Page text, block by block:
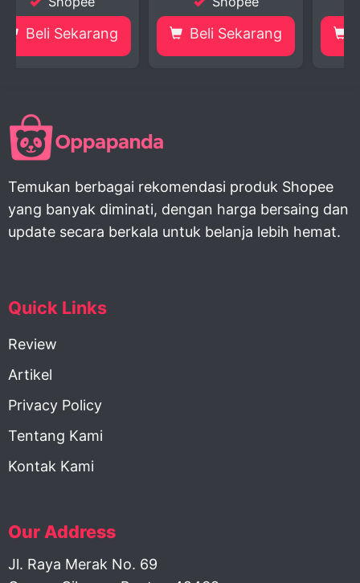
Beli Sekarang Beli Sekarang
Temukan berbagai rekomendasi produk Shopee
yang banyak diminati, dengan harga bersaing dan
update secara berkala untuk belanja lebih hemat.
Quick Links
Review
Artikel
Privacy Policy
Tentang Kami
Kontak Kami
Our Address
Jl. Raya Merak No. 69